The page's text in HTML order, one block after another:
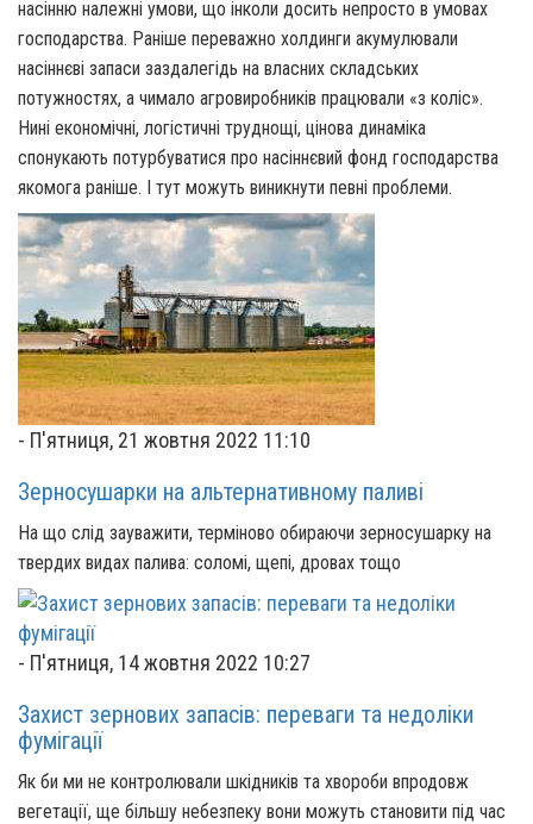
насінню належні умови, що інколи досить непросто в умовах
господарства. Раніше переважно холдинги акумулювали
насіннєві запаси заздалегідь на власних складських
потужностях, а чимало агровиробників працювали «з коліс».
Нині економічні, логістичні труднощі, цінова динаміка
спонукають потурбуватися про насіннєвий фонд господарства
якомога раніше. І тут можуть виникнути певні проблеми.
- П'ятниця, 21 жовтня 2022 11:10
Зерносушарки на альтернативному паливі
На що слід зауважити, терміново обираючи зерносушарку на
твердих видах палива: соломі, щепі, дровах тощо
- П'ятниця, 14 жовтня 2022 10:27
Захист зернових запасів: переваги та недоліки
фумігації
Як би ми не контролювали шкідників та хвороби впродовж
вегетації, ще більшу небезпеку вони можуть становити під час